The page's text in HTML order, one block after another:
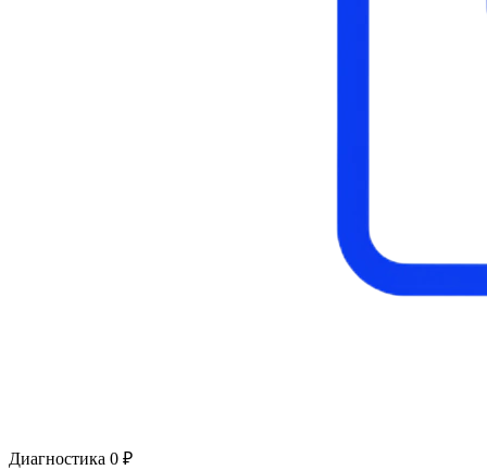
Диагностика 0 ₽